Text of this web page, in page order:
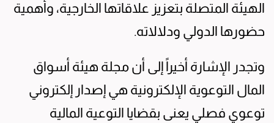
الهيئة المتصلة بتعزيز علاقاتها الخارجية، وأهمية
حضورها الدولي ودلالاته.
وتجدر الإشارة أخيراً إلى أن مجلة هيئة أسواق
المال التوعوية الإلكترونية هي إصدار إلكتروني
توعوي فصلي يعنى بقضايا التوعية المالية